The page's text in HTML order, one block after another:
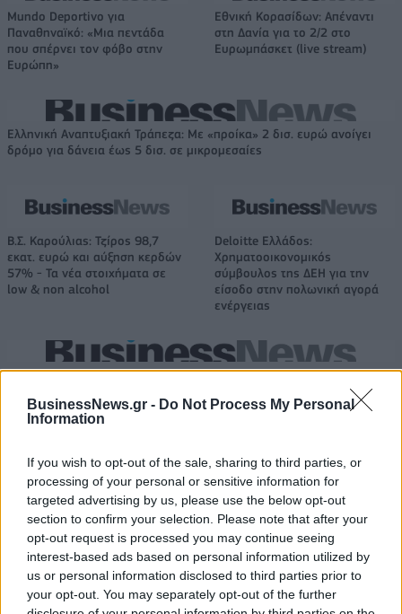
BusinessNews.gr - Do Not Process My Personal
Information
If you wish to opt-out of the sale, sharing to third parties, or
processing of your personal or sensitive information for
targeted advertising by us, please use the below opt-out
section to confirm your selection. Please note that after your
opt-out request is processed you may continue seeing
interest-based ads based on personal information utilized by
us or personal information disclosed to third parties prior to
your opt-out. You may separately opt-out of the further
Mundo Deportivo για
Παναθηναϊκό: «Μια πεντάδα
που σπέρνει τον φόβο στην
Ευρώπη»
Εθνική Κορασίδων: Απέναντι
στη Δανία για το 2/2 στο
Ευρωμπάσκετ (live stream)
Ελληνική Αναπτυξιακή Τράπεζα: Με «προίκα» 2 δισ. ευρώ ανοίγει
δρόμο για δάνεια έως 5 δισ. σε μικρομεσαίες
Β.Σ. Καρούλιας: Τζίρος 98,7
εκατ. ευρώ και αύξηση κερδών
57% - Τα νέα στοιχήματα σε
low & non alcohol
Deloitte Ελλάδος:
Χρηματοοικονομικός
σύμβουλος της ΔΕΗ για την
είσοδο στην πολωνική αγορά
ενέργειας
Η Chery επενδύει 75 εκατ. δολάρια στην KG Mobility
18.990 ευρώ
συνεχίζουν μαζί: Ανανέωση της
συνεργασίας τους μέχρι το
18η συνεχόμενη χρονιά για τον ΟΤΕ στη διεθνή σειρά δεικτών
FTSE4Good